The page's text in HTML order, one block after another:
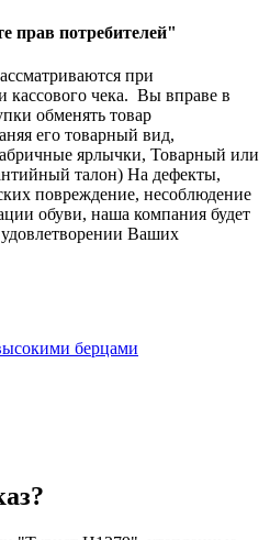
прав потребителей"
при
кассового чека. Вы вправе в
обменять товар
его товарный вид,
ярлычки, Товарный или
талон) На дефекты,
повреждение, несоблюдение
обуви, наша компания будет
Ваших
берцами